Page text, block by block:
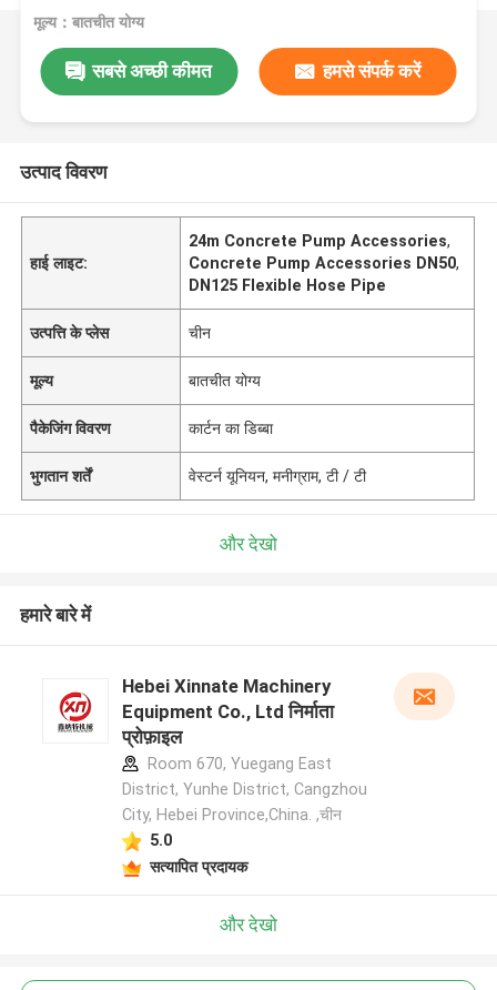
मूल्य：बातचीत योग्य
सबसे अच्छी कीमत हमसे संपर्क करें
उत्पाद विवरण
हाई लाइट:
24m Concrete Pump Accessories,
Concrete Pump Accessories DN50,
DN125 Flexible Hose Pipe
उत्पत्ति के प्लेस चीन
मूल्य बातचीत योग्य
पैकेजिंग विवरण कार्टन का डिब्बा
भुगतान शर्तें वेस्टर्न यूनियन, मनीग्राम, टी / टी
और देखो
हमारे बारे में
Hebei Xinnate Machinery
Equipment Co., Ltd निर्माता
प्रोफ़ाइल
Room 670, Yuegang East
District, Yunhe District, Cangzhou
City, Hebei Province,China. ,चीन
5.0
सत्यापित प्रदायक
और देखो